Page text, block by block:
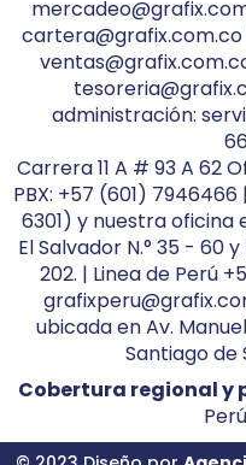
administración:
Carrera 11 A # 93 A 62
PBX: +57 (601)
6301) y nuestra oficina
El Salvador N.° 35 - 60
202. | Linea de Perú
ubicada en Av.
Santiago de
Cobertura regional y